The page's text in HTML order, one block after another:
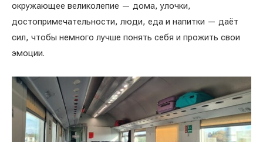
окружающее великолепие — дома, улочки,
достопримечательности, люди, еда и напитки — даёт
сил, чтобы немного лучше понять себя и прожить свои
эмоции.